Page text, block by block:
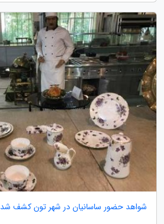
شواهد حضور ساسانیان در شهر تون کشف شد